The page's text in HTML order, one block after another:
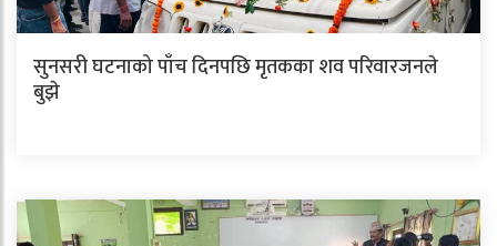
सुनसरी घटनाको पाँच दिनपछि मृतकका शव परिवारजनले
बुझे